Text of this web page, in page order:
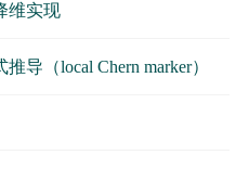
维实现
导（local Chern marker）